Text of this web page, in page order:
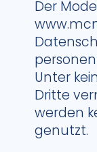
Der
Unter
Dritte
werden
genutzt.